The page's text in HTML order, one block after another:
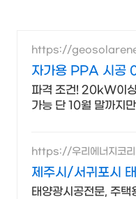
https://
자가용 PPA 시공
파격 조건! 20kW이
가능 단 10월 말까지
https://우리에너지코
제주시/서귀포시
태양광시공전문, 주택